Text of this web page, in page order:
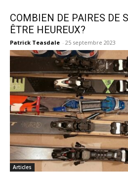
COMBIEN DE PAIRES DE
ÊTRE HEUREUX?
Patrick Teasdale - 25 septembre 2023
Articles